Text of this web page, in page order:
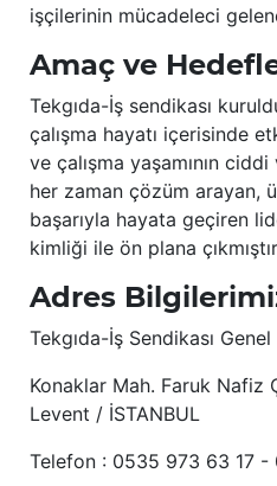
işçilerinin mücadeleci
Amaç ve
Tekgıda-İş sendikası
çalışma hayatı içerisinde
ve çalışma yaşamının
her zaman çözüm arayan,
başarıyla hayata geçiren
kimliği ile ön plana
Adres
Tekgıda-İş Sendikası
Konaklar Mah. Faruk Nafiz
Levent / İSTANBUL
Telefon : 0535 973 63 17